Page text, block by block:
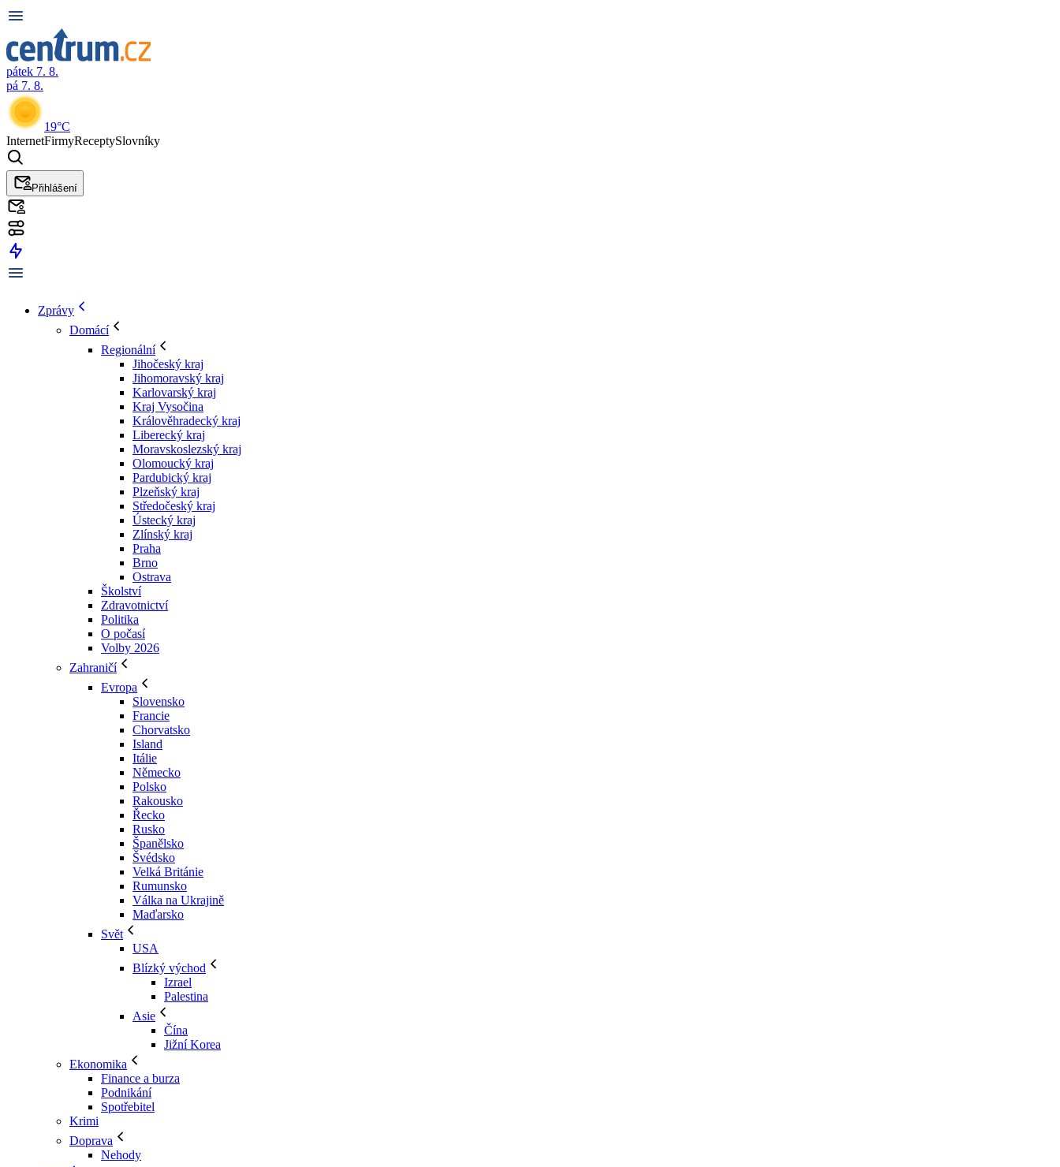
pátek 7. 8.
pá 7. 8.
19°C
InternetFirmyReceptySlovníky
Přihlášení
Zprávy
Domácí
Regionální
Jihočeský kraj
Jihomoravský kraj
Karlovarský kraj
Kraj Vysočina
Králověhradecký kraj
Liberecký kraj
Moravskoslezský kraj
Olomoucký kraj
Pardubický kraj
Plzeňský kraj
Středočeský kraj
Ústecký kraj
Zlínský kraj
Praha
Brno
Ostrava
Školství
Zdravotnictví
Politika
O počasí
Volby 2026
Zahraničí
Evropa
Slovensko
Francie
Chorvatsko
Island
Itálie
Německo
Polsko
Rakousko
Řecko
Rusko
Španělsko
Švédsko
Velká Británie
Rumunsko
Válka na Ukrajině
Maďarsko
Svět
USA
Blízký východ
Izrael
Palestina
Asie
Čína
Jižní Korea
Ekonomika
Finance a burza
Podnikání
Spotřebitel
Krimi
Doprava
Nehody